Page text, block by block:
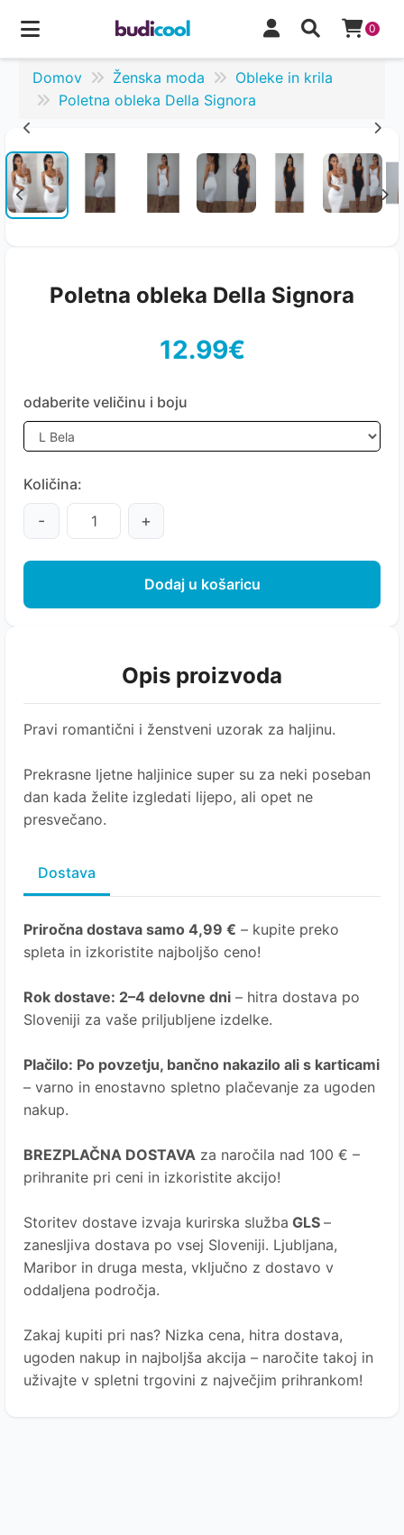
0
Domov Ženska moda
Obleke in krila
Poletna obleka Della Signora
Poletna obleka Della Signora
12.99€
odaberite veličinu i boju
Količina:
- +
Dodaj u košaricu
Opis proizvoda
Pravi romantični i ženstveni uzorak za haljinu.
Prekrasne ljetne haljinice super su za neki poseban
dan kada želite izgledati lijepo, ali opet ne
presvečano.
Dostava
Priročna dostava samo 4,99 € – kupite preko
spleta in izkoristite najboljšo ceno!
Rok dostave: 2–4 delovne dni – hitra dostava po
Sloveniji za vaše priljubljene izdelke.
Plačilo: Po povzetju, bančno nakazilo ali s karticami
– varno in enostavno spletno plačevanje za ugoden
nakup.
BREZPLAČNA DOSTAVA za naročila nad 100 € –
prihranite pri ceni in izkoristite akcijo!
Storitev dostave izvaja kurirska služba GLS –
zanesljiva dostava po vsej Sloveniji. Ljubljana,
Maribor in druga mesta, vključno z dostavo v
oddaljena področja.
Zakaj kupiti pri nas? Nizka cena, hitra dostava,
ugoden nakup in najboljša akcija – naročite takoj in
uživajte v spletni trgovini z največjim prihrankom!